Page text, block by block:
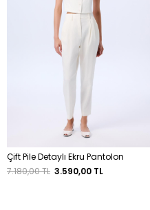
Çift Pile Detaylı Ekru Pantolon
7.180,00 TL 3.590,00 TL